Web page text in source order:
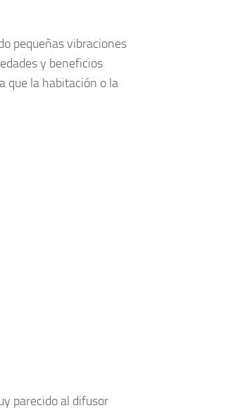
pequeñas vibraciones
y beneficios
que la habitación o la
parecido al difusor